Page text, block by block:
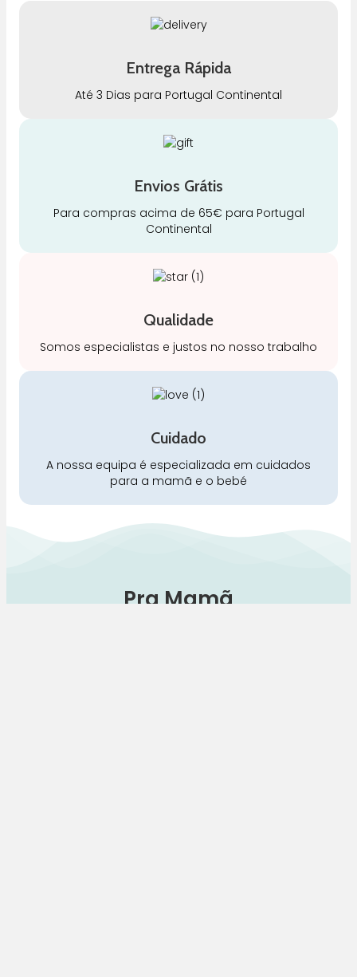
Entrega Rápida
Até 3 Dias para Portugal Continental
Envios Grátis
Para compras acima de 65€ para Portugal
Continental
Qualidade
Somos especialistas e justos no nosso trabalho
Cuidado
A nossa equipa é especializada em cuidados
para a mamã e o bebé
Pra Mamã